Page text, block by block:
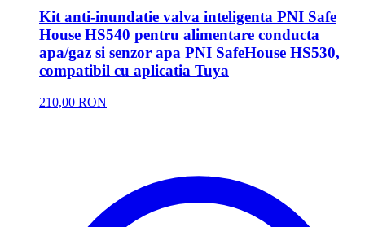
Kit anti-inundatie valva inteligenta PNI Safe
House HS540 pentru alimentare conducta
apa/gaz si senzor apa PNI SafeHouse HS530,
compatibil cu aplicatia Tuya
210,00 RON